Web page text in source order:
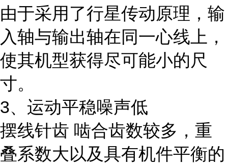
由于采用了行星传动原理，输
入轴与输出轴在同一心线上，
使其机型获得尽可能小的尺
寸。
3、运动平稳噪声低
摆线针齿 啮合齿数较多，重
叠系数大以及具有机件平衡的